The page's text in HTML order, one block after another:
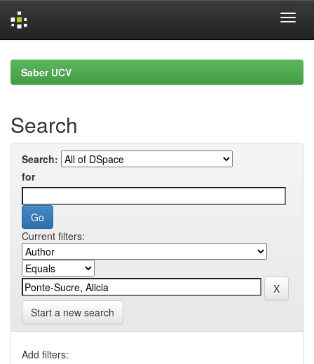
navigationSaber UCV
Search
Search:
for
Current filters:
Start a new search
Add filters: